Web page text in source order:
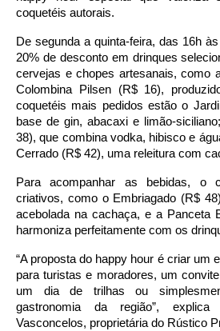
coquetéis autorais.
De segunda a quinta-feira, das 16h
20% de desconto em drinques
cervejas e chopes artesanais, como
Colombina Pilsen (R$ 16),
coquetéis mais pedidos estão o
base de gin, abacaxi e limão-
38), que combina vodka, hibisco e
Cerrado (R$ 42), uma releitura com
Para acompanhar as bebidas, o
criativos, como o Embriagado (R$
acebolada na cachaça, e a Panceta
harmoniza perfeitamente com os
“A proposta do happy hour é criar um
para turistas e moradores, um
um dia de trilhas ou
gastronomia da região”,
Vasconcelos, proprietária do Rústico